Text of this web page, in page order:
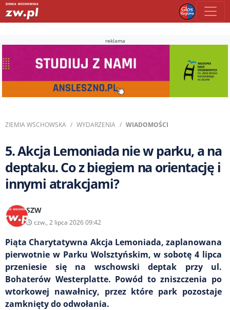
reklama
ZIEMIA WSCHOWSKA WYDARZENIA WIADOMOŚCI
5. Akcja Lemoniada nie w parku, a na
deptaku. Co z biegiem na orientację i
innymi atrakcjami?
SZW
czw., 2 lipca 2026 09:42
Piąta Charytatywna Akcja Lemoniada, zaplanowana
pierwotnie w Parku Wolsztyńskim, w sobotę 4 lipca
przeniesie się na wschowski deptak przy ul.
Bohaterów Westerplatte. Powód to zniszczenia po
wtorkowej nawałnicy, przez które park pozostaje
zamknięty do odwołania.